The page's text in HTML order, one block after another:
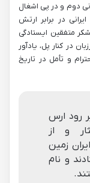
دوم و در پی اشغال
در برابر ارتش
متفقین ایستادگی
در کنار پل، یادآور
و تأمل در تاریخ
رود ارس
و از
زمین
و نام